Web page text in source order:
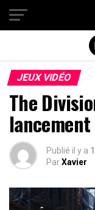
JEUX VIDÉO
The
Publié il y a
ParXavier